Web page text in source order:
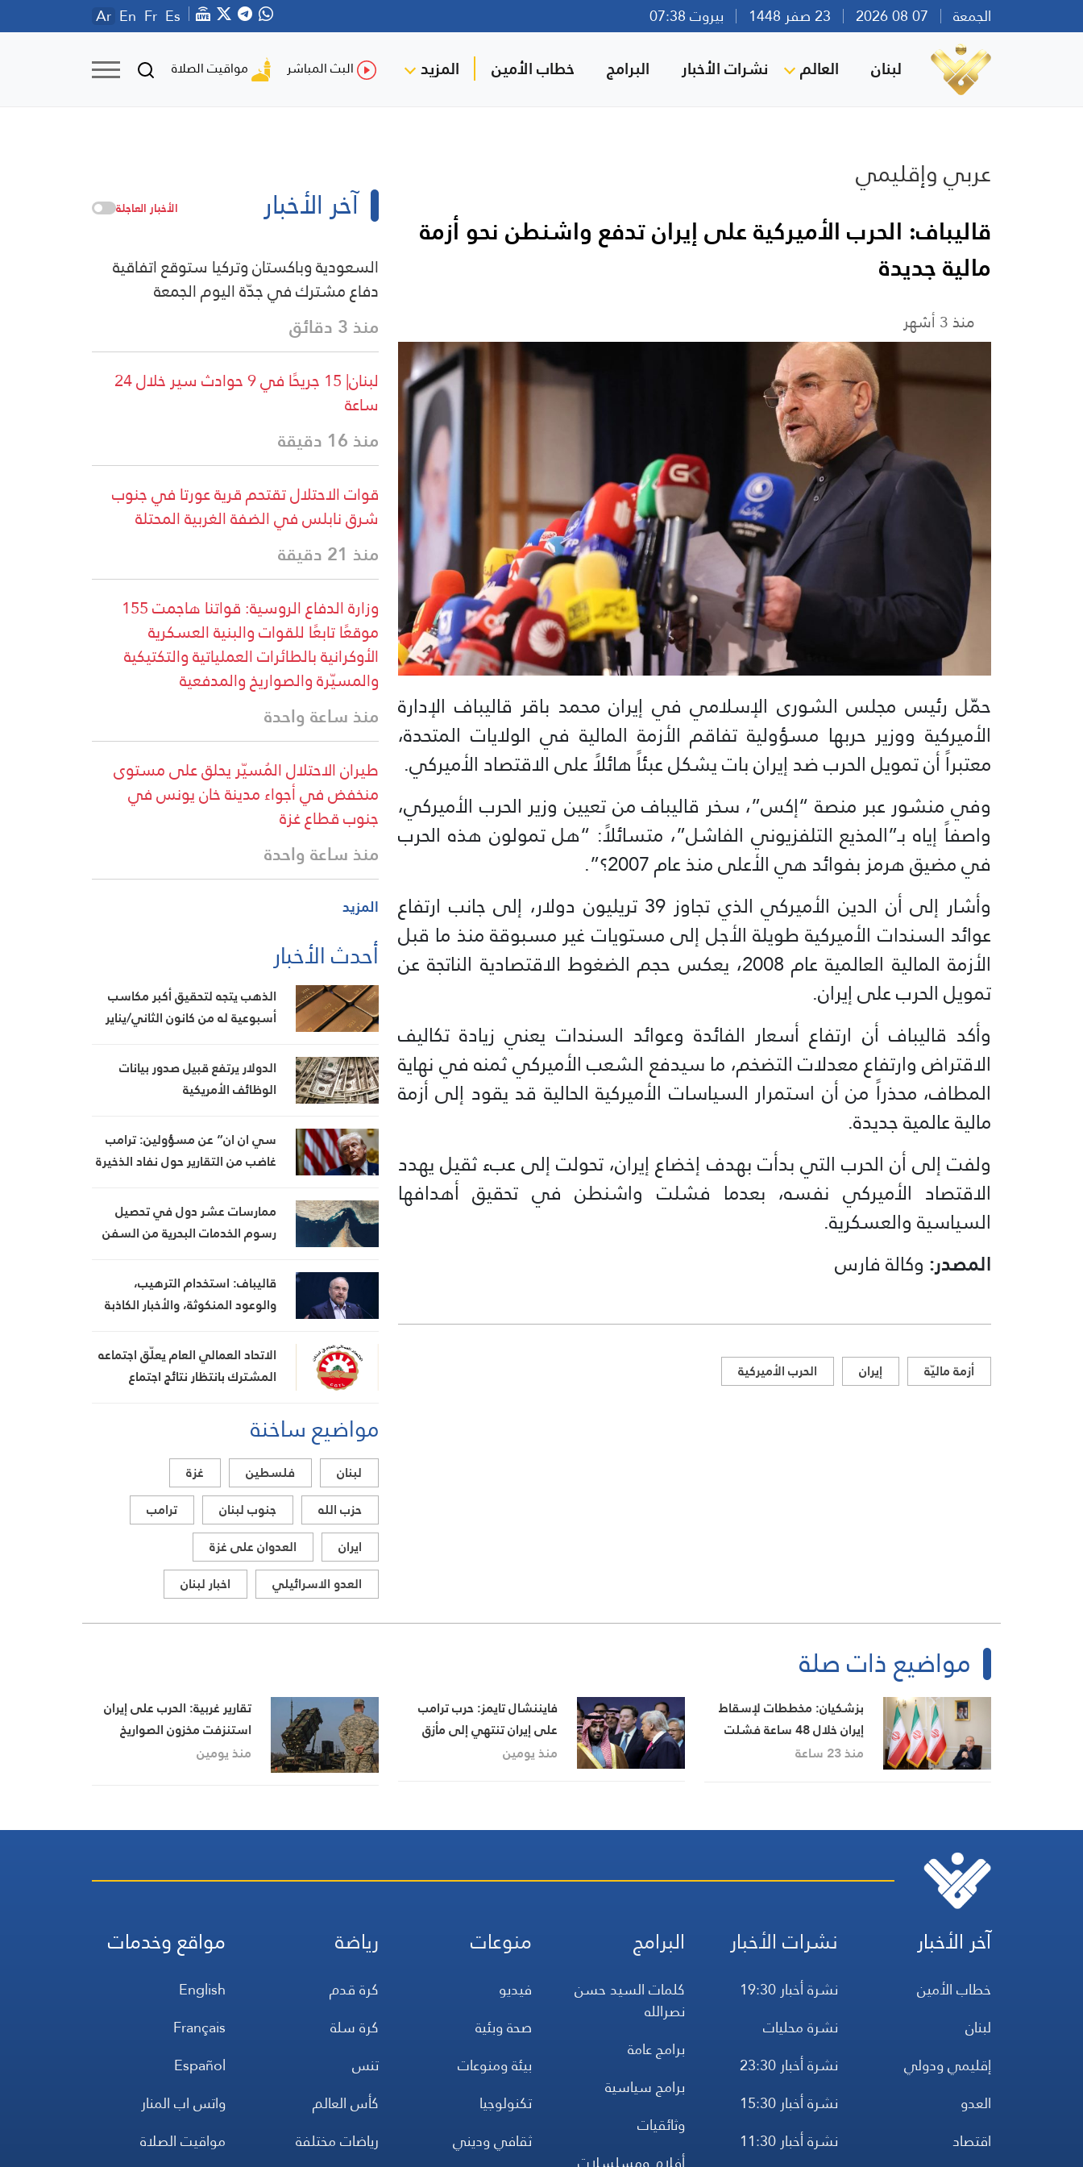
الجمعة بيروت 07:38 Ar En Fr Es
لبنان العالم نشرات الأخبار البرامج خطاب الأمين المزيد البث المباشر مواقيت الصلاة
عربي وإقليمي
قاليباف: الحرب الأميركية على إيران تدفع واشنطن نحو أزمة
مالية جديدة
منذ 3 أشهر
حمّل رئيس مجلس الشورى الإسلامي في إيران محمد باقر قاليباف الإدارة
الأميركية ووزير حربها مسؤولية تفاقم الأزمة المالية في الولايات المتحدة،
معتبراً أن تمويل الحرب ضد إيران بات يشكل عبئاً هائلاً على الاقتصاد الأميركي.
وفي منشور عبر منصة “إكس”، سخر قاليباف من تعيين وزير الحرب الأميركي،
واصفاً إياه بـ”المذيع التلفزيوني الفاشل”، متسائلاً: “هل تمولون هذه الحرب
في مضيق هرمز بفوائد هي الأعلى منذ عام 2007؟”.
وأشار إلى أن الدين الأميركي الذي تجاوز 39 تريليون دولار، إلى جانب ارتفاع
عوائد السندات الأميركية طويلة الأجل إلى مستويات غير مسبوقة منذ ما قبل
الأزمة المالية العالمية عام 2008، يعكس حجم الضغوط الاقتصادية الناتجة عن
تمويل الحرب على إيران.
وأكد قاليباف أن ارتفاع أسعار الفائدة وعوائد السندات يعني زيادة تكاليف
الاقتراض وارتفاع معدلات التضخم، ما سيدفع الشعب الأميركي ثمنه في نهاية
المطاف، محذراً من أن استمرار السياسات الأميركية الحالية قد يقود إلى أزمة
مالية عالمية جديدة.
ولفت إلى أن الحرب التي بدأت بهدف إخضاع إيران، تحولت إلى عبء ثقيل يهدد
الاقتصاد الأميركي نفسه، بعدما فشلت واشنطن في تحقيق أهدافها
السياسية والعسكرية.
المصدر: وكالة فارس
أزمة ماليّة إيران الحرب الأميركية
آخر الأخبار الأخبار العاجلة
السعودية وباكستان وتركيا ستوقع اتفاقية
دفاع مشترك في جدّة اليوم الجمعة
منذ 3 دقائق
لبنان| 15 جريحًا في 9 حوادث سير خلال 24
ساعة
منذ 16 دقيقة
قوات الاحتلال تقتحم قرية عورتا في جنوب
شرق نابلس في الضفة الغربية المحتلة
منذ 21 دقيقة
وزارة الدفاع الروسية: قواتنا هاجمت 155
موقعًا تابعًا للقوات والبنية العسكرية
الأوكرانية بالطائرات العملياتية والتكتيكية
والمسيّرة والصواريخ والمدفعية
منذ ساعة واحدة
طيران الاحتلال المُسيّر يحلق على مستوى
منخفض في أجواء مدينة خان يونس في
جنوب قطاع غزة
منذ ساعة واحدة
المزيد
أحدث الأخبار
الذهب يتجه لتحقيق أكبر مكاسب
أسبوعية له من كانون الثاني/يناير
الدولار يرتفع قبيل صدور بيانات
الوظائف الأمريكية
سي ان ان” عن مسؤولين: ترامب
غاضب من التقارير حول نفاد الذخيرة
المفاوضات
ممارسات عشر دول في تحصيل
رسوم الخدمات البحرية من السفن
قاليباف: استخدام الترهيب،
والوعود المنكوثة، والأخبار الكاذبة
الاتحاد العمالي العام يعلّق اجتماعه
المشترك بانتظار نتائج اجتماع
مواضيع ساخنة
لبنان فلسطين
غزة
حزب الله
جنوب لبنان
ترامب
ايران
العدوان على غزة
العدو الاسرائيلي
اخبار لبنان
مواضيع ذات صلة
بزشكيان: مخططات لإسقاط
إيران خلال 48 ساعة فشلت
بصمود الشعب ووحدة الدولة
منذ 23 ساعة
فايننشال تايمز: حرب ترامب
على إيران تنتهي إلى مأزق
استراتيجي… وهرمز يتحول
منذ يومين
تقارير غربية: الحرب على إيران
استنزفت مخزون الصواريخ
الأمريكية وأثارت قلقًا داخل
منذ يومين
آخر الأخبار
خطاب الأمين
لبنان
إقليمي ودولي
العدو
اقتصاد
نشرات الأخبار
نشرة أخبار 19:30
نشرة محليات
نشرة أخبار 23:30
نشرة أخبار 15:30
نشرة أخبار 11:30
البرامج
كلمات السيد حسن
نصرالله
برامج عامة
برامج سياسية
وثائقيات
منوعات
فيديو
صحة وبئية
بيئة ومنوعات
تكنولوجيا
ثقافي وديني
رياضة
كرة قدم
كرة سلة
تنس
كأس العالم
رياضات مختلفة
مواقع وخدمات
English
Français
Español
واتس اب المنار
مواقيت الصلاة